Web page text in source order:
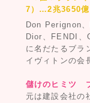
7）…2兆3650億
Don Perignon
Dior、FENDI、
に名だたるブ
イヴィトンの会
儲けのヒミツ
元は建設会社の